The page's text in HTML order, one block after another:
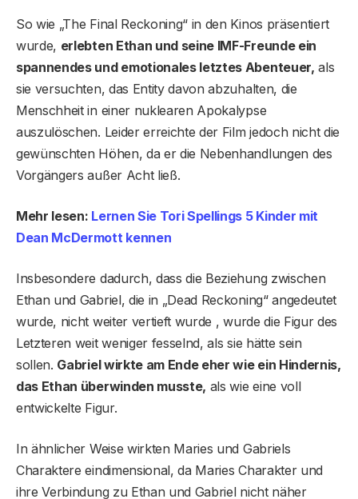
So wie „The Final Reckoning“ in den Kinos präsentiert
wurde, erlebten Ethan und seine IMF-Freunde ein
spannendes und emotionales letztes Abenteuer, als
sie versuchten, das Entity davon abzuhalten, die
Menschheit in einer nuklearen Apokalypse
auszulöschen. Leider erreichte der Film jedoch nicht die
gewünschten Höhen, da er die Nebenhandlungen des
Vorgängers außer Acht ließ.
Mehr lesen: Lernen Sie Tori Spellings 5 ​​Kinder mit
Dean McDermott kennen
Insbesondere dadurch, dass die Beziehung zwischen
Ethan und Gabriel, die in „Dead Reckoning“ angedeutet
wurde, nicht weiter vertieft wurde , wurde die Figur des
Letzteren weit weniger fesselnd, als sie hätte sein
sollen. Gabriel wirkte am Ende eher wie ein Hindernis,
das Ethan überwinden musste, als wie eine voll
entwickelte Figur.
In ähnlicher Weise wirkten Maries und Gabriels
Charaktere eindimensional, da Maries Charakter und
ihre Verbindung zu Ethan und Gabriel nicht näher